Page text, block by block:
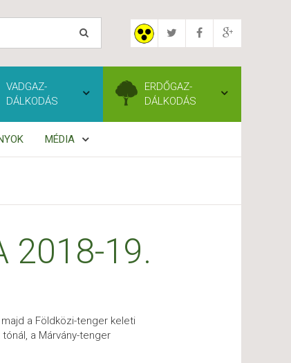
VADGAZ-
DÁLKODÁS
ERDŐGAZ-
DÁLKODÁS
MÉDIA
2018-19.
a Földközi-tenger keleti
a Márvány-tenger